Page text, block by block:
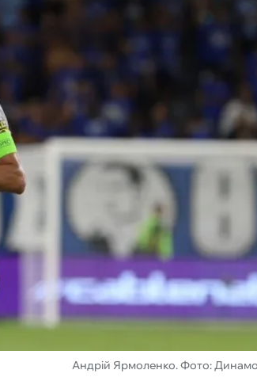
Андрій Ярмоленко. Фото: Динамо